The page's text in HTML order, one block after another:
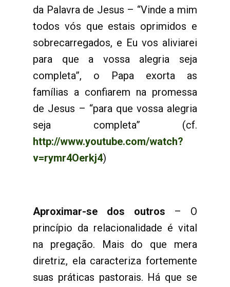
da Palavra de Jesus – “Vinde a mim
todos vós que estais oprimidos e
sobrecarregados, e Eu vos aliviarei
para que a vossa alegria seja
completa”, o Papa exorta as
famílias a confiarem na promessa
de Jesus – “para que vossa alegria
seja completa” (cf.
http://www.youtube.com/watch?
v=rymr4Oerkj4)
Aproximar-se dos outros – O
princípio da relacionalidade é vital
na pregação. Mais do que mera
diretriz, ela caracteriza fortemente
suas práticas pastorais. Há que se